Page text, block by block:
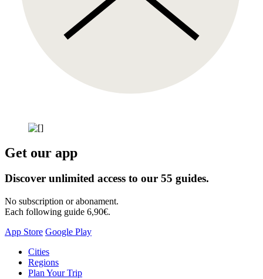
Get our app
Discover unlimited access to our 55 guides.
No subscription or abonament.
Each following guide 6,90€.
App Store Google Play
Skip
content
Cities
Regions
Plan Your Trip